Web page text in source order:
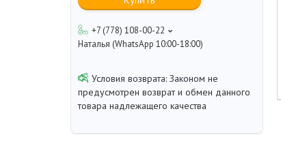
+7 (778) 108-00-22
Наталья (WhatsApp 10:00-18:00)
Законом не
предусмотрен возврат и обмен данного
товара надлежащего качества